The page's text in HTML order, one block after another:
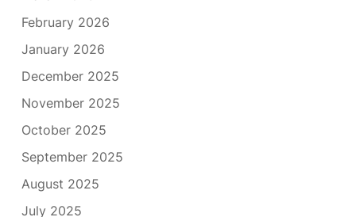
February 2026
January 2026
December 2025
November 2025
October 2025
September 2025
August 2025
July 2025